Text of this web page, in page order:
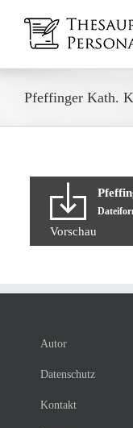
Inhalt
springen
Pfeffinger Kath.
Vorschau
Autor
Datenschutz
Kontakt